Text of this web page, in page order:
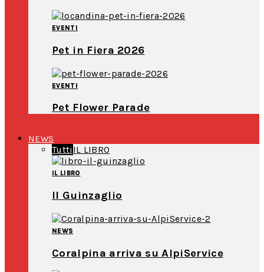
EVENTI
Pet in Fiera 2026
EVENTI
Pet Flower Parade
NEWS
Tutti IL LIBRO
IL LIBRO
Il Guinzaglio
NEWS
Coralpina arriva su AlpiService